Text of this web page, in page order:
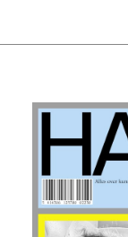
Privacy
Facebook